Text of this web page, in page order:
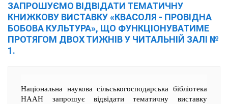
ЗАПРОШУЄМО ВІДВІДАТИ ТЕМАТИЧНУ
КНИЖКОВУ ВИСТАВКУ «КВАСОЛЯ - ПРОВІДНА
БОБОВА КУЛЬТУРА», ЩО ФУНКЦІОНУВАТИМЕ
ПРОТЯГОМ ДВОХ ТИЖНІВ У ЧИТАЛЬНІЙ ЗАЛІ №
1.
Національна наукова сільськогосподарська бібліотека
НААН запрошує відвідати тематичну виставку